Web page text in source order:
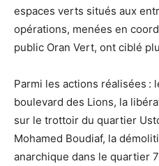
espaces verts situés aux
opérations, menées en
public Oran Vert, ont ciblé
Parmi les actions réalisées :
boulevard des Lions, la
sur le trottoir du quartier
Mohamed Boudiaf, la
anarchique dans le quartier